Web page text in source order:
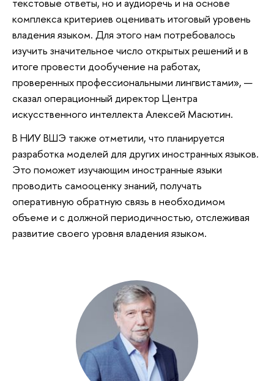
комплекса критериев оценивать итоговый уровень
владения языком. Для этого нам потребовалось
изучить значительное число открытых решений и в
итоге провести дообучение на работах,
проверенных профессиональными лингвистами», —
сказал операционный директор Центра
искусственного интеллекта Алексей Масютин.
В НИУ ВШЭ также отметили, что планируется
разработка моделей для других иностранных языков.
Это поможет изучающим иностранные языки
проводить самооценку знаний, получать
оперативную обратную связь в необходимом
объеме и с должной периодичностью, отслеживая
развитие своего уровня владения языком.